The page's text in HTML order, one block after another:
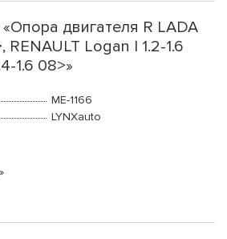
двигателя R LADA
RENAULT Logan I 1.2-1.6
1.6 08>»
ME-1166
LYNXauto